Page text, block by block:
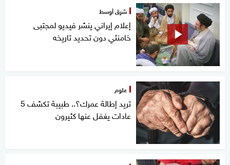
شرق أوسط
إعلام إيراني ينشر فيديو لمجتبى
خامنئي دون تحديد تاريخه
علوم
تريد إطالة عمرك؟.. طبيبة تكشف 5
عادات يغفل عنها كثيرون